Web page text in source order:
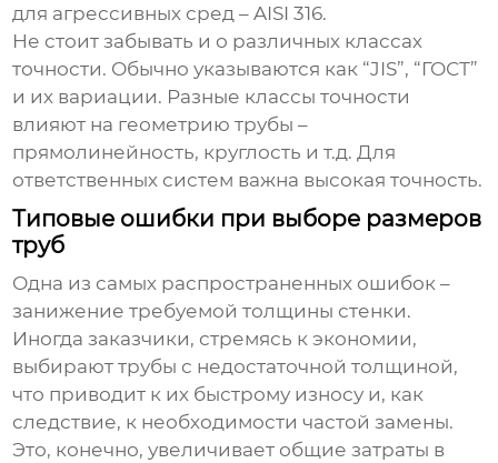
для агрессивных сред – AISI 316.
Не стоит забывать и о различных классах
точности. Обычно указываются как “JIS”, “ГОСТ”
и их вариации. Разные классы точности
влияют на геометрию трубы –
прямолинейность, круглость и т.д. Для
ответственных систем важна высокая точность.
Типовые ошибки при выборе размеров
труб
Одна из самых распространенных ошибок –
занижение требуемой толщины стенки.
Иногда заказчики, стремясь к экономии,
выбирают трубы с недостаточной толщиной,
что приводит к их быстрому износу и, как
следствие, к необходимости частой замены.
Это, конечно, увеличивает общие затраты в